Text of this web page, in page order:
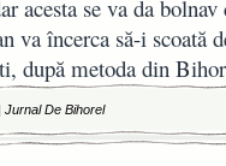
acesta se va da
încerca să-i scoată
după metoda din
Jurnal De Bihorel